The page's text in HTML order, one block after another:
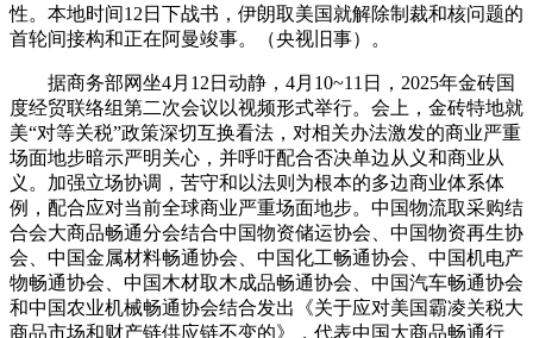
性。本地时间12日下战书，伊朗取美国就解除制裁和核问题的
首轮间接构和正在阿曼竣事。（央视旧事）。
据商务部网坐4月12日动静，4月10~11日，2025年金砖国
度经贸联络组第二次会议以视频形式举行。会上，金砖特地就
美“对等关税”政策深切互换看法，对相关办法激发的商业严重
场面地步暗示严明关心，并呼吁配合否决单边从义和商业从
义。加强立场协调，苦守和以法则为根本的多边商业体系体
例，配合应对当前全球商业严重场面地步。中国物流取采购结
合会大商品畅通分会结合中国物资储运协会、中国物资再生协
会、中国金属材料畅通协会、中国化工畅通协会、中国机电产
物畅通协会、中国木材取木成品畅通协会、中国汽车畅通协会
和中国农业机械畅通协会结合发出《关于应对美国霸凌关税大
商品市场和财产链供应链不变的》，代表中国大商品畅通行